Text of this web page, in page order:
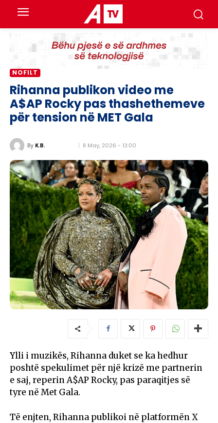
NOFILT
Rihanna publikon video me
A$AP Rocky pas thashethemeve
për tension në MET Gala
By K.B. 8 May, 2026 - 13:00
Ylli i muzikës, Rihanna duket se ka hedhur
poshtë spekulimet për një krizë me partnerin
e saj, reperin A$AP Rocky, pas paraqitjes së
tyre në Met Gala.
Të enjten, Rihanna publikoi në platformën X